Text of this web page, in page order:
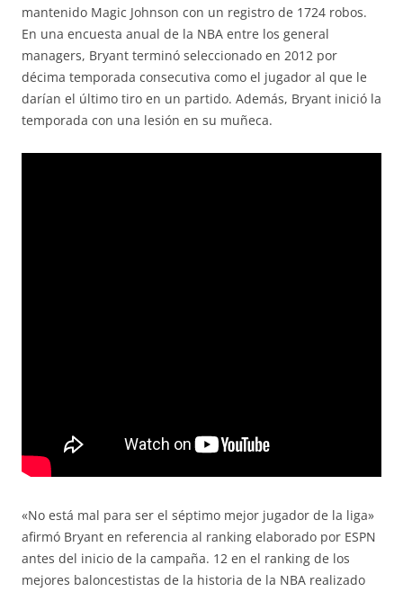
mantenido Magic Johnson con un registro de 1724 robos.
En una encuesta anual de la NBA entre los general
managers, Bryant terminó seleccionado en 2012 por
décima temporada consecutiva como el jugador al que le
darían el último tiro en un partido. Además, Bryant inició la
temporada con una lesión en su muñeca.
«No está mal para ser el séptimo mejor jugador de la liga»
afirmó Bryant en referencia al ranking elaborado por ESPN
antes del inicio de la campaña. 12 en el ranking de los
mejores baloncestistas de la historia de la NBA realizado